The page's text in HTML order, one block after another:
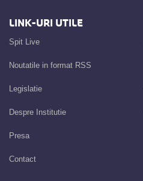
LINK-URI UTILE
Spit Live
Noutatile in format RSS
Legislatie
Despre Institutie
Presa
Contact